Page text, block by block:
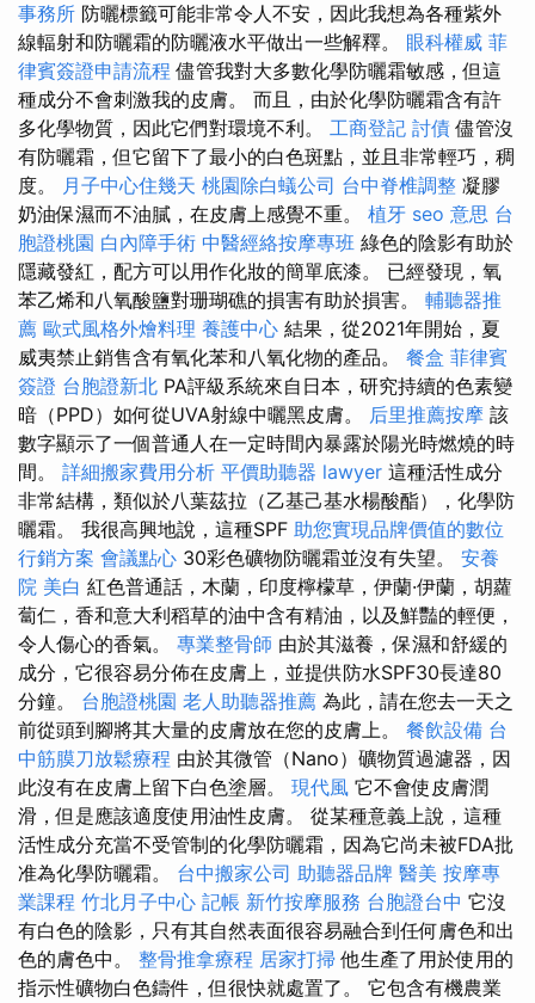
事務所 防曬標籤可能非常令人不安，因此我想為各種紫外
線輻射和防曬霜的防曬液水平做出一些解釋。 眼科權威 菲
律賓簽證申請流程 儘管我對大多數化學防曬霜敏感，但這
種成分不會刺激我的皮膚。 而且，由於化學防曬霜含有許
多化學物質，因此它們對環境不利。 工商登記 討債 儘管沒
有防曬霜，但它留下了最小的白色斑點，並且非常輕巧，稠
度。 月子中心住幾天 桃園除白蟻公司 台中脊椎調整 凝膠
奶油保濕而不油膩，在皮膚上感覺不重。 植牙 seo 意思 台
胞證桃園 白內障手術 中醫經絡按摩專班 綠色的陰影有助於
隱藏發紅，配方可以用作化妝的簡單底漆。 已經發現，氧
苯乙烯和八氧酸鹽對珊瑚礁的損害有助於損害。 輔聽器推
薦 歐式風格外燴料理 養護中心 結果，從2021年開始，夏
威夷禁止銷售含有氧化苯和八氧化物的產品。 餐盒 菲律賓
簽證 台胞證新北 PA評級系統來自日本，研究持續的色素變
暗（PPD）如何從UVA射線中曬黑皮膚。 后里推薦按摩 該
數字顯示了一個普通人在一定時間內暴露於陽光時燃燒的時
間。 詳細搬家費用分析 平價助聽器 lawyer 這種活性成分
非常結構，類似於八葉茲拉（乙基己基水楊酸酯），化學防
曬霜。 我很高興地說，這種SPF 助您實現品牌價值的數位
行銷方案 會議點心 30彩色礦物防曬霜並沒有失望。 安養
院 美白 紅色普通話，木蘭，印度檸檬草，伊蘭·伊蘭，胡蘿
蔔仁，香和意大利稻草的油中含有精油，以及鮮豔的輕便，
令人傷心的香氣。 專業整骨師 由於其滋養，保濕和舒緩的
成分，它很容易分佈在皮膚上，並提供防水SPF30長達80
分鐘。 台胞證桃園 老人助聽器推薦 為此，請在您去一天之
前從頭到腳將其大量的皮膚放在您的皮膚上。 餐飲設備 台
中筋膜刀放鬆療程 由於其微管（Nano）礦物質過濾器，因
此沒有在皮膚上留下白色塗層。 現代風 它不會使皮膚潤
滑，但是應該適度使用油性皮膚。 從某種意義上說，這種
活性成分充當不受管制的化學防曬霜，因為它尚未被FDA批
准為化學防曬霜。 台中搬家公司 助聽器品牌 醫美 按摩專
業課程 竹北月子中心 記帳 新竹按摩服務 台胞證台中 它沒
有白色的陰影，只有其自然表面很容易融合到任何膚色和出
色的膚色中。 整骨推拿療程 居家打掃 他生產了用於使用的
指示性礦物白色鑄件，但很快就處置了。 它包含有機農業